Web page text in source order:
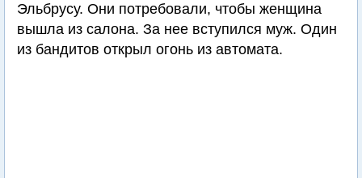
Эльбрусу. Они потребовали, чтобы женщина
вышла из салона. За нее вступился муж. Один
из бандитов открыл огонь из автомата.